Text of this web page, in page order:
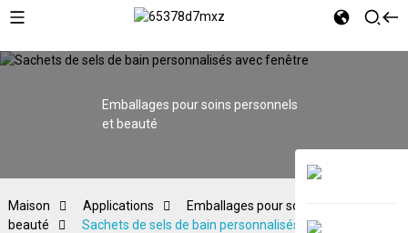
Emballages pour soins personnels
et beauté
Maison Applications
Emballages pour soins personnels et
beauté
Sachets de sels de bain personnalisés avec fenêtre